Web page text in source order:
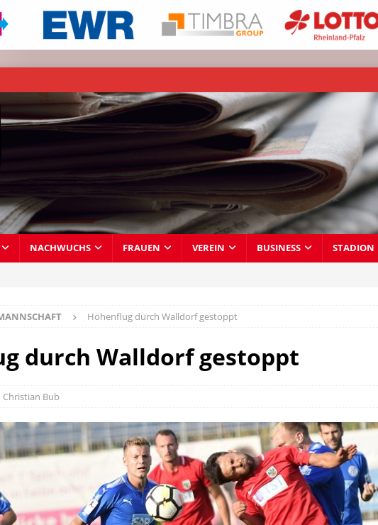
NACHWUCHS FRAUEN VEREIN BUSINESS STADION
Höhenflug durch Walldorf gestoppt
durch Walldorf gestoppt
Christian Bub